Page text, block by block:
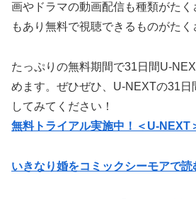
画やドラマの動画配信も種類がたく
もあり無料で視聴できるものがたく
たっぷりの無料期間で31日間U-
めます。ぜひぜひ、U-NEXTの31日
してみてください！
無料トライアル実施中！＜U-NEXT
いきなり婚をコミックシーモアで読